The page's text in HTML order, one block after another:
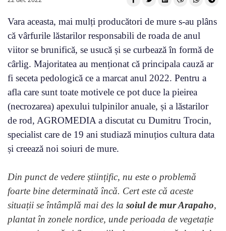
Vara aceasta, mai mulți producători de mure s-au plâns
că vârfurile lăstarilor responsabili de roada de anul
viitor se brunifică, se usucă și se curbează în formă de
cârlig. Majoritatea au menționat că principala cauză ar
fi seceta pedologică ce a marcat anul 2022. Pentru a
afla care sunt toate motivele ce pot duce la pieirea
(necrozarea) apexului tulpinilor anuale, și a lăstarilor
de rod, AGROMEDIA a discutat cu Dumitru Trocin,
specialist care de 19 ani studiază minuțios cultura data
și creează noi soiuri de mure.
Din punct de vedere științific, nu este o problemă
foarte bine determinată încă. Cert este că aceste
situații se întâmplă mai des la soiul de mur Arapaho,
plantat în zonele nordice, unde perioada de vegetație